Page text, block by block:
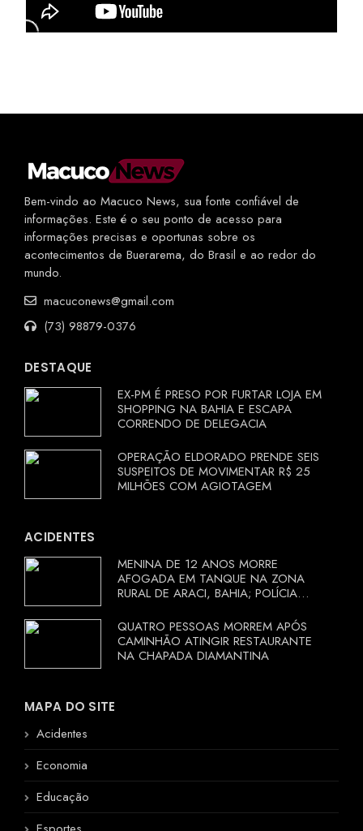
Bem-vindo ao Macuco News, sua fonte confiável de
informações. Este é o seu ponto de acesso para
informações precisas e oportunas sobre os
acontecimentos de Buerarema, do Brasil e ao redor do
mundo.
macuconews@gmail.com
(73) 98879-0376
DESTAQUE
EX-PM É PRESO POR FURTAR LOJA EM
SHOPPING NA BAHIA E ESCAPA
CORRENDO DE DELEGACIA
OPERAÇÃO ELDORADO PRENDE SEIS
SUSPEITOS DE MOVIMENTAR R$ 25
MILHÕES COM AGIOTAGEM
ACIDENTES
MENINA DE 12 ANOS MORRE
AFOGADA EM TANQUE NA ZONA
RURAL DE ARACI, BAHIA; POLÍCIA
QUATRO PESSOAS MORREM APÓS
CAMINHÃO ATINGIR RESTAURANTE
NA CHAPADA DIAMANTINA
MAPA DO SITE
Acidentes
Economia
Educação